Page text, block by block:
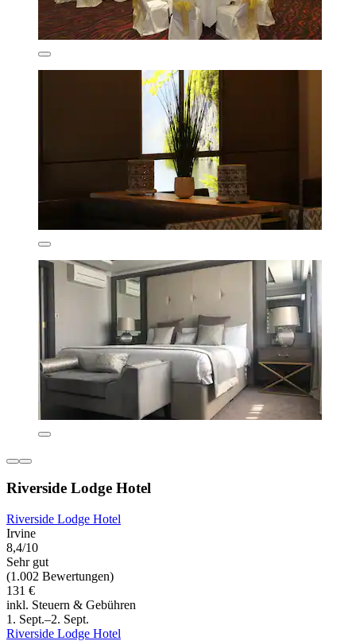
Riverside Lodge Hotel
Riverside Lodge Hotel
Irvine
8,4/10
Sehr gut
(1.002 Bewertungen)
131 €
inkl. Steuern & Gebühren
1. Sept.–2. Sept.
Riverside Lodge Hotel